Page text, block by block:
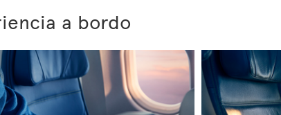
a bordo